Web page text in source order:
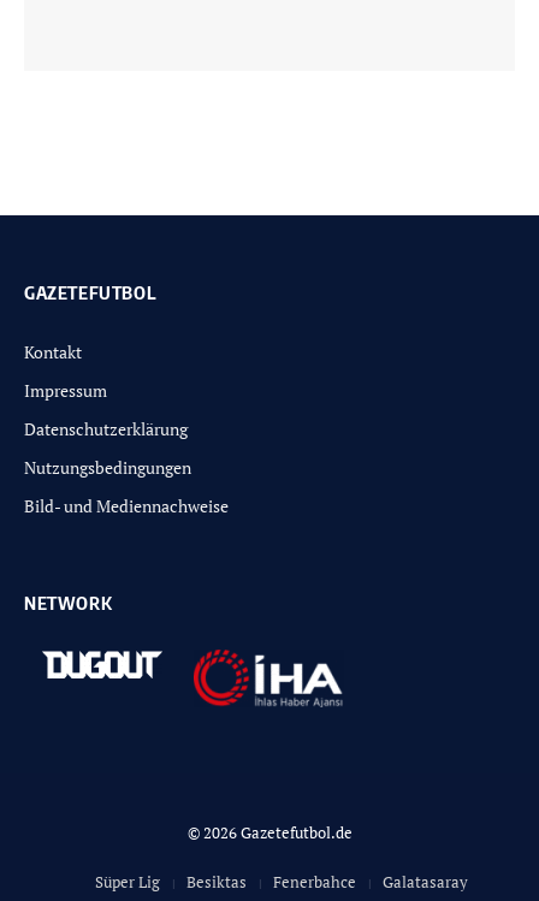
GAZETEFUTBOL
Kontakt
Impressum
Datenschutzerklärung
Nutzungsbedingungen
Bild- und Mediennachweise
NETWORK
© 2026 Gazetefutbol.de
Süper Lig Besiktas Fenerbahce Galatasaray